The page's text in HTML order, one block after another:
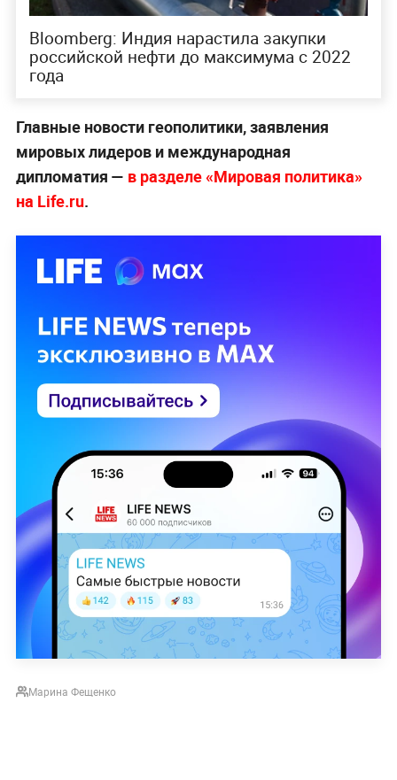
Bloomberg: Индия нарастила закупки
российской нефти до максимума с 2022
года
Главные новости геополитики, заявления
мировых лидеров и международная
дипломатия — в разделе «Мировая политика»
на Life.ru.
Марина Фещенко